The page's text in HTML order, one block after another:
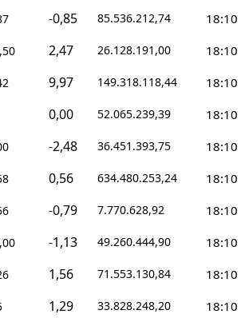
-0,85 85.536.212,74 18:10
2,47 26.128.191,00 18:10
9,97 149.318.118,44 18:10
0,00 52.065.239,39 18:10
-2,48 36.451.393,75 18:10
0,56 634.480.253,24 18:10
-0,79 7.770.628,92 18:10
-1,13 49.260.444,90 18:10
1,56 71.553.130,84 18:10
1,29 33.828.248,20 18:10